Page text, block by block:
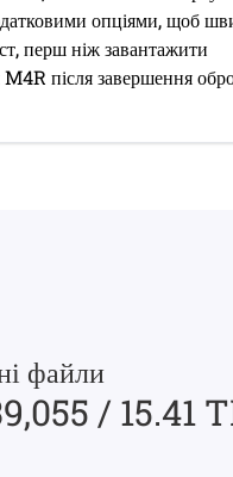
опціями, щоб
перш ніж завантажити
після завершення
файли
/ 15.41